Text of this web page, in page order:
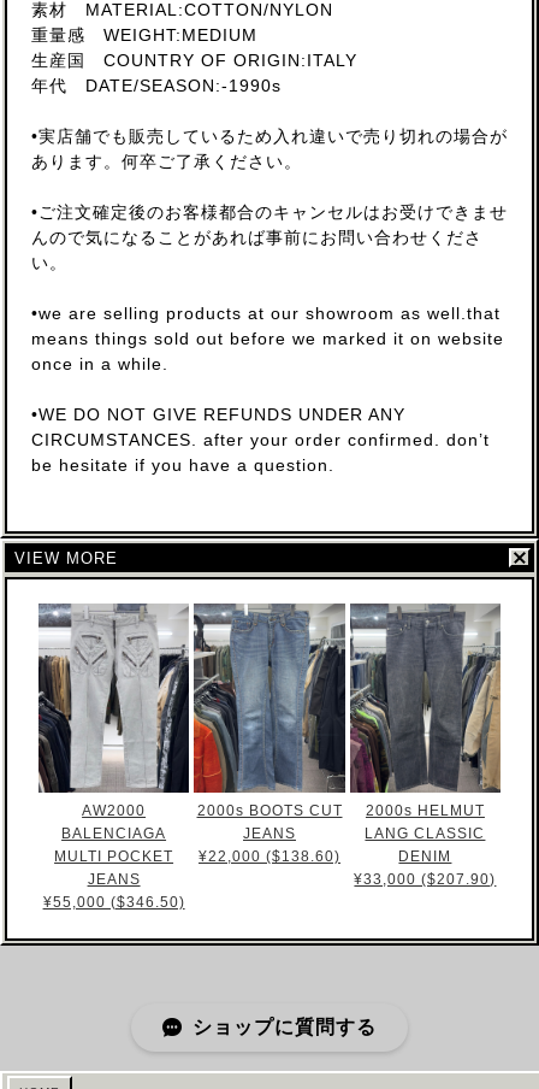
素材 MATERIAL:COTTON/NYLON
重量感 WEIGHT:MEDIUM
生産国 COUNTRY OF ORIGIN:ITALY
年代 DATE/SEASON:-1990s
•実店舗でも販売しているため入れ違いで売り切れの場合が
あります。何卒ご了承ください。
•ご注文確定後のお客様都合のキャンセルはお受けできませ
んので気になることがあれば事前にお問い合わせくださ
い。
•we are selling products at our showroom as well.that
means things sold out before we marked it on website
once in a while.
•WE DO NOT GIVE REFUNDS UNDER ANY
CIRCUMSTANCES. after your order confirmed. don’t
be hesitate if you have a question.
VIEW MORE
AW2000
BALENCIAGA
MULTI POCKET
JEANS
¥55,000 ($346.50)
2000s BOOTS CUT
JEANS
¥22,000 ($138.60)
2000s HELMUT
LANG CLASSIC
DENIM
¥33,000 ($207.90)
ショップに質問する